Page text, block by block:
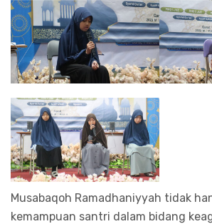
Musabaqoh Ramadhaniyyah tidak
kemampuan santri dalam bidang